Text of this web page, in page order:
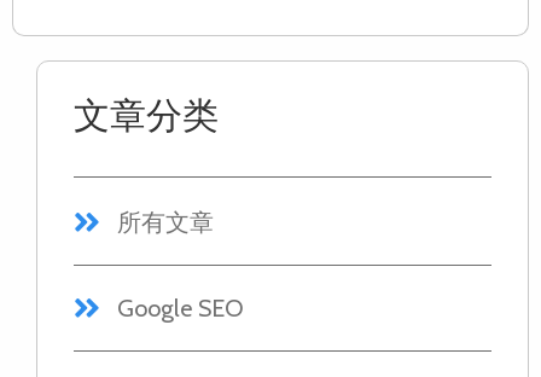
文章分类
所有文章
Google SEO